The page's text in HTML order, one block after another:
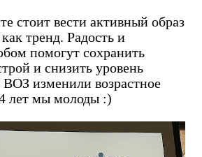
стоит вести активный образ
тренд. Радость и
помогут сохранить
и снизить уровень
ВОЗ изменили возрастное
лет мы молоды :)